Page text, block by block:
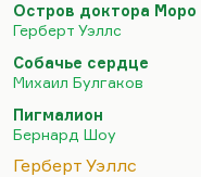
насилия, пыток.
животному закон,
Уэллс скорее
барьер
Шефнер,
Да, превратить
Остров доктора Моро
Герберт Уэллс
Собачье сердце
Михаил Булгаков
Пигмалион
Бернард Шоу
Герберт Уэллс